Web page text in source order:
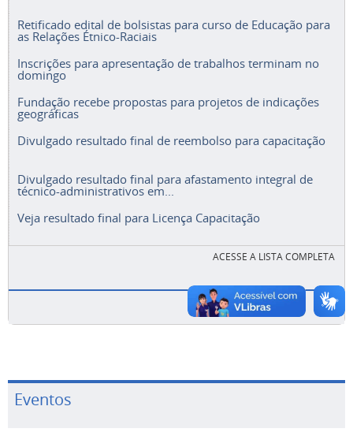
Retificado edital de bolsistas para curso de Educação para
as Relações Étnico-Raciais
Inscrições para apresentação de trabalhos terminam no
domingo
Fundação recebe propostas para projetos de indicações
geográficas
Divulgado resultado final de reembolso para capacitação
Divulgado resultado final para afastamento integral de
técnico-administrativos em...
Veja resultado final para Licença Capacitação
ACESSE A LISTA COMPLETA
Eventos